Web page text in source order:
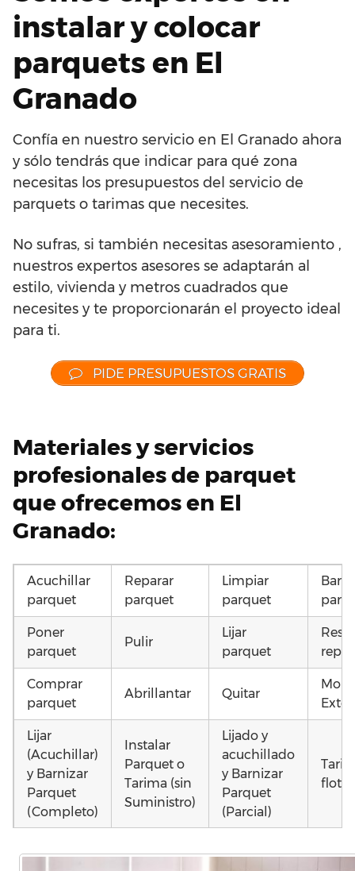
instalar y colocar
parquets en El
Granado
Confía en nuestro servicio en El Granado ahora
y sólo tendrás que indicar para qué zona
necesitas los presupuestos del servicio de
parquets o tarimas que necesites.
No sufras, si también necesitas asesoramiento ,
nuestros expertos asesores se adaptarán al
estilo, vivienda y metros cuadrados que
necesites y te proporcionarán el proyecto ideal
para ti.
PIDE PRESUPUESTOS GRATIS
Materiales y servicios
profesionales de parquet
que ofrecemos en El
Granado:
Acuchillar
parquet
Reparar
parquet
Limpiar
parquet
Poner
parquet
Pulir
Lijar
parquet
Comprar
parquet
Abrillantar Quitar
Lijar
(Acuchillar)
y Barnizar
Parquet
(Completo)
Instalar
Parquet o
Tarima (sin
Suministro)
Lijado y
acuchillado
y Barnizar
Parquet
(Parcial)